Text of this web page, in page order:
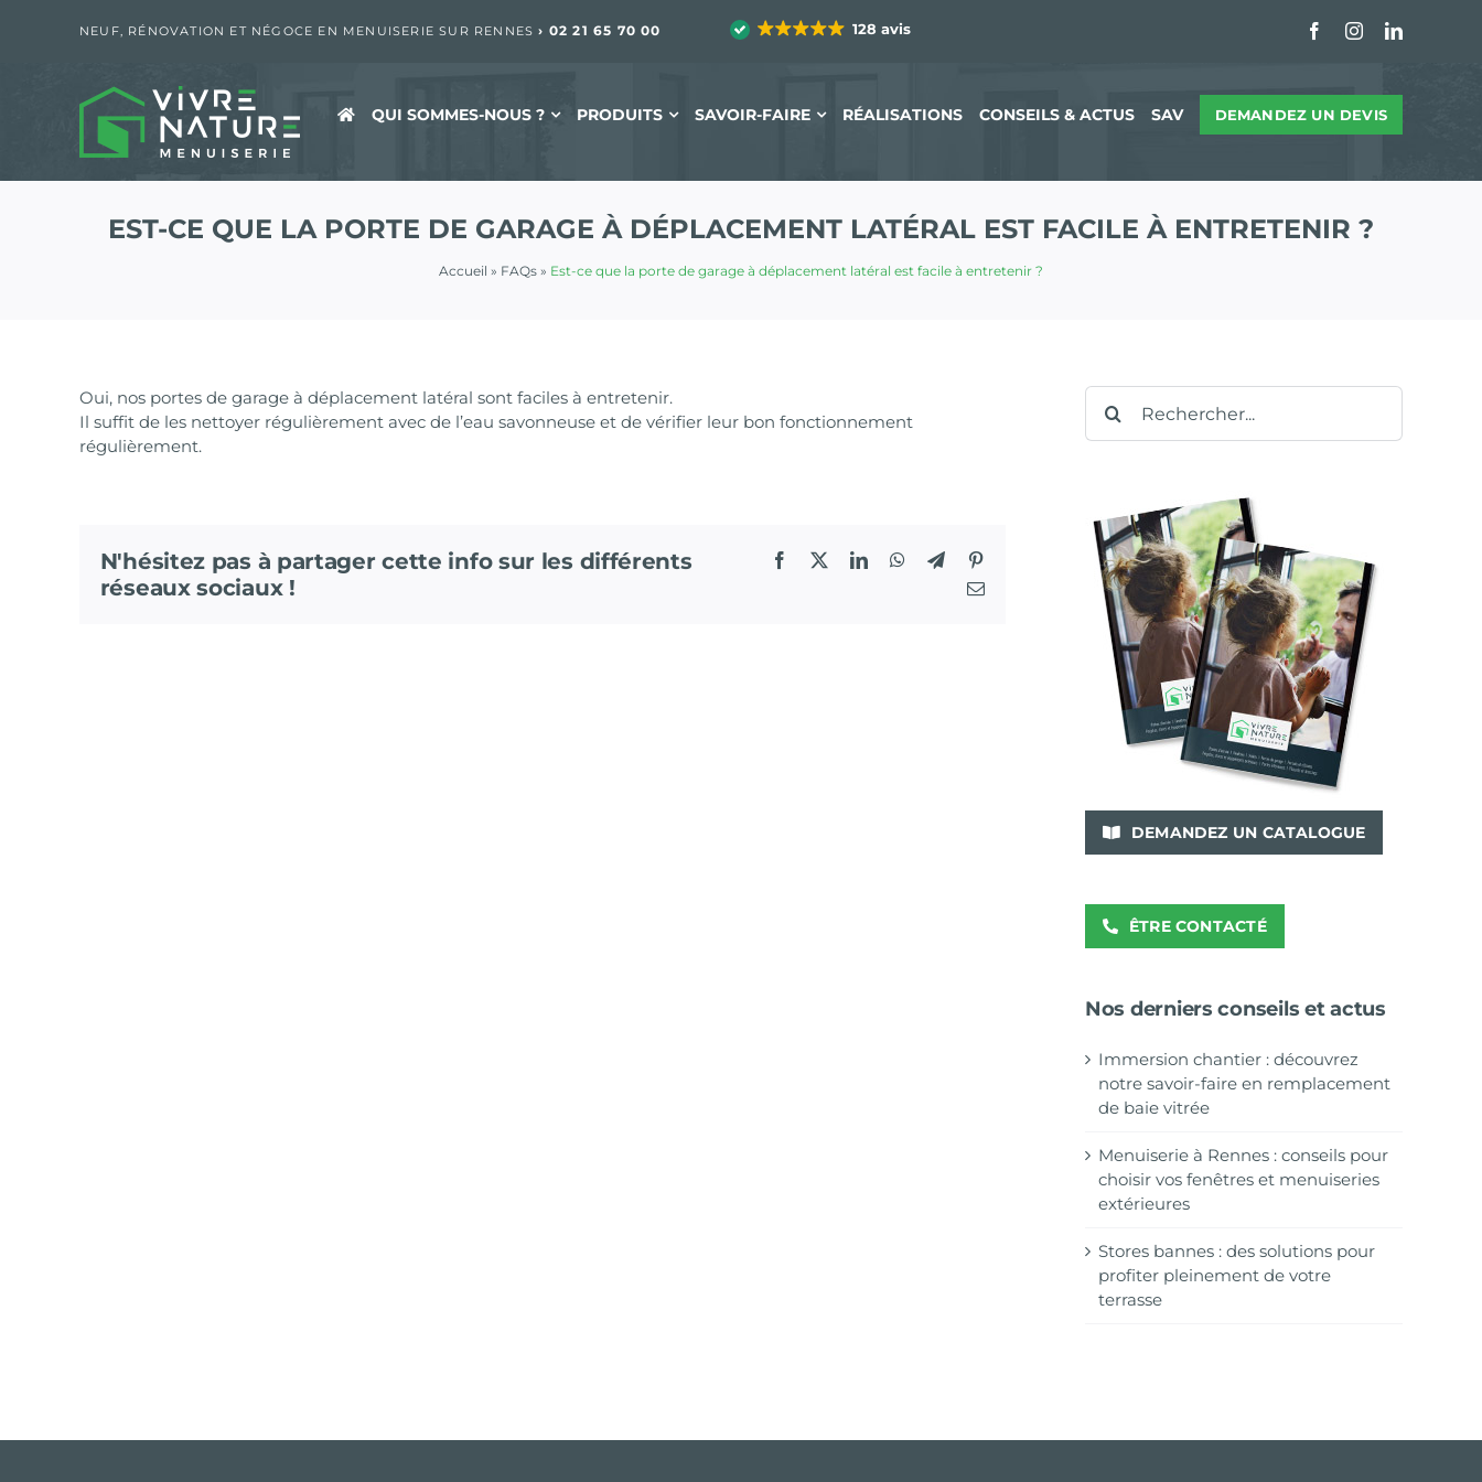
NEUF, RÉNOVATION ET NÉGOCE EN MENUISERIE SUR RENNES › 02 21 65 70 00 128 avis FacebookInstagramLinkedIn
QUI SOMMES-NOUS ? PRODUITS SAVOIR-FAIRE RÉALISATIONS CONSEILS & ACTUS SAV DEMANDEZ UN DEVIS
EST-CE QUE LA PORTE DE GARAGE À DÉPLACEMENT LATÉRAL EST FACILE À ENTRETENIR ?
Accueil » FAQs » Est-ce que la porte de garage à déplacement latéral est facile à entretenir ?
Oui, nos portes de garage à déplacement latéral sont faciles à entretenir.
Il suffit de les nettoyer régulièrement avec de l’eau savonneuse et de vérifier leur bon fonctionnement
régulièrement.
N'hésitez pas à partager cette info sur les différents
réseaux sociaux !
Facebook LinkedInWhatsApp
Telegram
Email
Rechercher:
DEMANDEZ UN CATALOGUE
ÊTRE CONTACTÉ
Nos derniers conseils et actus
Immersion chantier : découvrez
notre savoir-faire en remplacement
de baie vitrée
Menuiserie à Rennes : conseils pour
choisir vos fenêtres et menuiseries
extérieures
Stores bannes : des solutions pour
profiter pleinement de votre
terrasse